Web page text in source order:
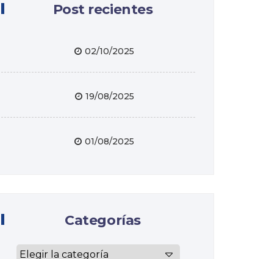
Post recientes
02/10/2025
19/08/2025
01/08/2025
Categorías